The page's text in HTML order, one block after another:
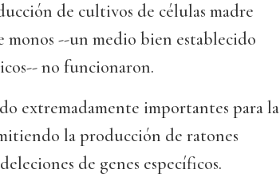
de cultivos de células madre
monos --un medio bien establecido
no funcionaron.
extremadamente importantes para la
la producción de ratones
de genes específicos.